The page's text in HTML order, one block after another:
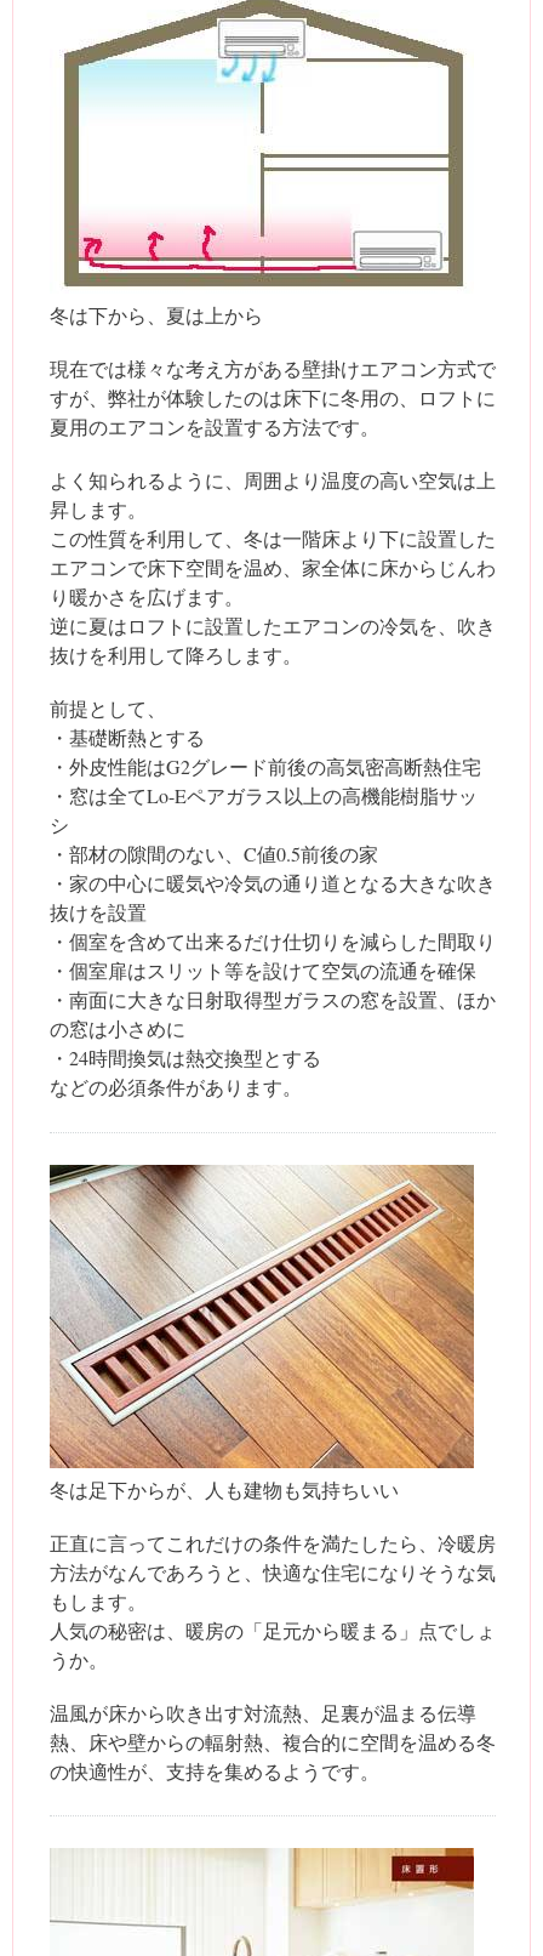
冬は下から、夏は上から
現在では様々な考え方がある壁掛けエアコン方式で
すが、弊社が体験したのは床下に冬用の、ロフトに
夏用のエアコンを設置する方法です。
よく知られるように、周囲より温度の高い空気は上
昇します。
この性質を利用して、冬は一階床より下に設置した
エアコンで床下空間を温め、家全体に床からじんわ
り暖かさを広げます。
逆に夏はロフトに設置したエアコンの冷気を、吹き
抜けを利用して降ろします。
前提として、
・基礎断熱とする
・外皮性能はG2グレード前後の高気密高断熱住宅
・窓は全てLo-Eペアガラス以上の高機能樹脂サッ
シ
・部材の隙間のない、C値0.5前後の家
・家の中心に暖気や冷気の通り道となる大きな吹き
抜けを設置
・個室を含めて出来るだけ仕切りを減らした間取り
・個室扉はスリット等を設けて空気の流通を確保
・南面に大きな日射取得型ガラスの窓を設置、ほか
の窓は小さめに
・24時間換気は熱交換型とする
などの必須条件があります。
冬は足下からが、人も建物も気持ちいい
正直に言ってこれだけの条件を満たしたら、冷暖房
方法がなんであろうと、快適な住宅になりそうな気
もします。
人気の秘密は、暖房の「足元から暖まる」点でしょ
うか。
温風が床から吹き出す対流熱、足裏が温まる伝導
熱、床や壁からの輻射熱、複合的に空間を温める冬
の快適性が、支持を集めるようです。